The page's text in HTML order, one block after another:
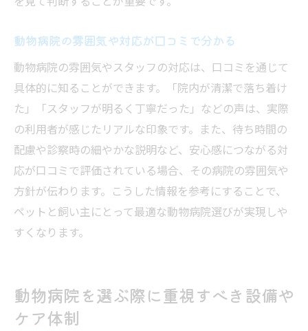
動物病院の雰囲気や対応が口コミで分かる
動物病院の雰囲気やスタッフの対応は、口コミを通じて
具体的に知ることができます。「院内が清潔で落ち着け
た」「スタッフが明るく丁寧だった」などの声は、実際
の利用者が感じたリアルな印象です。また、待ち時間の
配慮や診察時の細やかな説明など、安心感につながる対
応が口コミで評価されている場合、その病院の雰囲気や
方針が伝わります。こうした情報を参考にすることで、
ペットと飼い主にとって最適な動物病院選びが実現しや
すくなります。
動物病院を選ぶ際に重視すべき設備や
ケア体制